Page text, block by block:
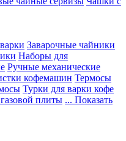
Заварочные чайники
Наборы для
Ручные механические
кофемашин Термосы
Турки для варки кофе
плиты ... Показать